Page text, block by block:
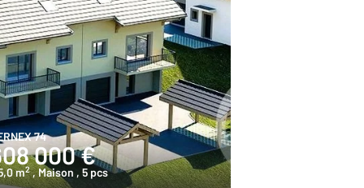
74
000 €
m2 , Maison , 5 pcs